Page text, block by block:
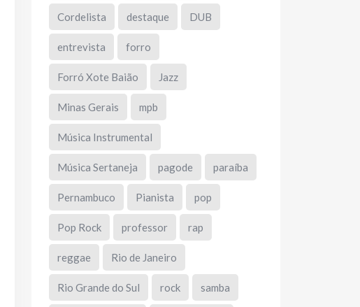
Cordelista destaque DUB
entrevista forro
Forró Xote Baião Jazz
Minas Gerais mpb
Música Instrumental
Música Sertaneja pagode paraíba
Pernambuco Pianista pop
Pop Rock professor rap
reggae Rio de Janeiro
Rio Grande do Sul rock samba